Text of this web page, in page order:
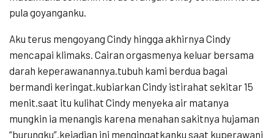
pula goyanganku.
Aku terus mengoyang Cindy hingga akhirnya Cindy
mencapai klimaks. Cairan orgasmenya keluar bersama
darah keperawanannya.tubuh kami berdua bagai
bermandi keringat.kubiarkan Cindy istirahat sekitar 15
menit.saat itu kulihat Cindy menyeka air matanya
mungkin ia menangis karena menahan sakitnya hujaman
“burungku”.kejadian ini mengingatkanku saat kuperawani